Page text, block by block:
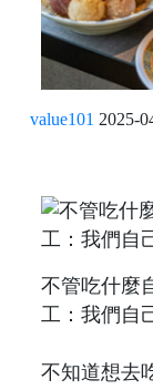
value101 2025-
不管吃什麼
工：我們自
不知道想去